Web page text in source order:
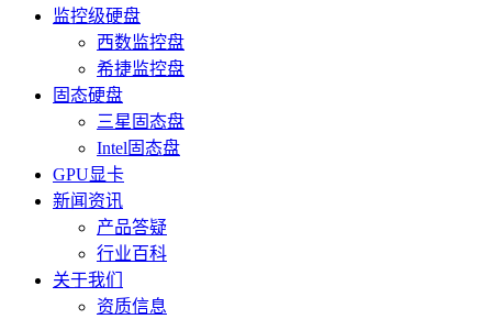
监控级硬盘
西数监控盘
希捷监控盘
固态硬盘
三星固态盘
Intel固态盘
GPU显卡
新闻资讯
产品答疑
行业百科
关于我们
资质信息